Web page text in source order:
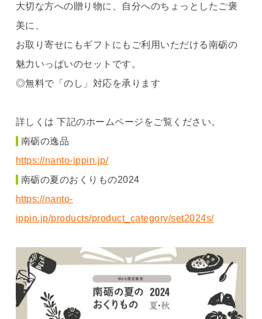
大切な方への贈り物に、自分へのちょっとしたご褒
美に、
お取り寄せにもギフトにもご利用いただける南砺の
魅力いっぱいのセットです。
◎無料で「のし」対応を承ります
詳しくは 下記のホームページをご覧ください。
南砺の逸品
https://nanto-ippin.jp/
南砺の夏のおくりもの2024
https://nanto-
ippin.jp/products/product_category/set2024s/